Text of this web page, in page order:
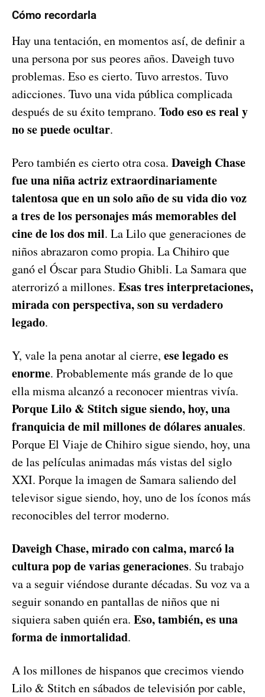
Cómo recordarla
Hay una tentación, en momentos así, de definir a
una persona por sus peores años. Daveigh tuvo
problemas. Eso es cierto. Tuvo arrestos. Tuvo
adicciones. Tuvo una vida pública complicada
después de su éxito temprano. Todo eso es real y
no se puede ocultar.
Pero también es cierto otra cosa. Daveigh Chase
fue una niña actriz extraordinariamente
talentosa que en un solo año de su vida dio voz
a tres de los personajes más memorables del
cine de los dos mil. La Lilo que generaciones de
niños abrazaron como propia. La Chihiro que
ganó el Óscar para Studio Ghibli. La Samara que
aterrorizó a millones. Esas tres interpretaciones,
mirada con perspectiva, son su verdadero
legado.
Y, vale la pena anotar al cierre, ese legado es
enorme. Probablemente más grande de lo que
ella misma alcanzó a reconocer mientras vivía.
Porque Lilo & Stitch sigue siendo, hoy, una
franquicia de mil millones de dólares anuales.
Porque El Viaje de Chihiro sigue siendo, hoy, una
de las películas animadas más vistas del siglo
XXI. Porque la imagen de Samara saliendo del
televisor sigue siendo, hoy, uno de los íconos más
reconocibles del terror moderno.
Daveigh Chase, mirado con calma, marcó la
cultura pop de varias generaciones. Su trabajo
va a seguir viéndose durante décadas. Su voz va a
seguir sonando en pantallas de niños que ni
siquiera saben quién era. Eso, también, es una
forma de inmortalidad.
A los millones de hispanos que crecimos viendo
Lilo & Stitch en sábados de televisión por cable,